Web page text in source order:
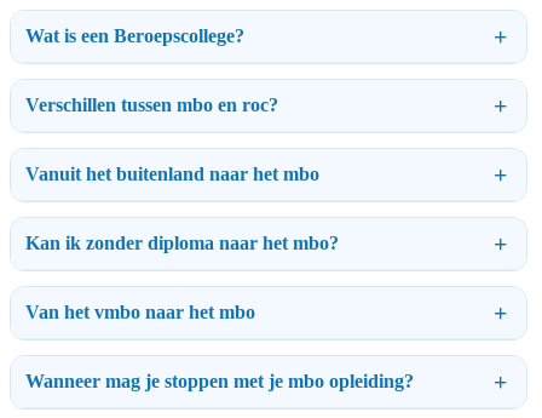
Wat is een Beroepscollege?
Verschillen tussen mbo en roc?
Vanuit het buitenland naar het mbo
Kan ik zonder diploma naar het mbo?
Van het vmbo naar het mbo
Wanneer mag je stoppen met je mbo opleiding?